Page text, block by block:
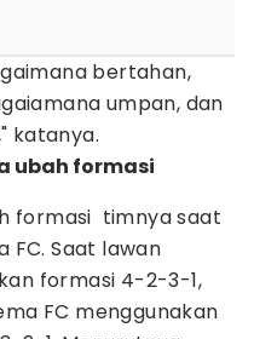
bertahan,
umpan, dan
katanya.
ubah formasi
formasi timnya saat
FC. Saat lawan
formasi 4-2-3-1,
FC menggunakan